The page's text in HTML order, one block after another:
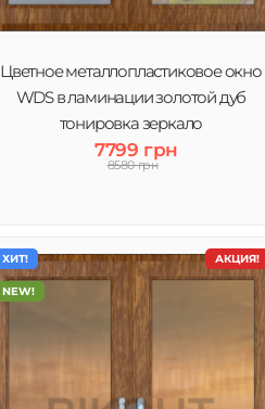
Цветное металлопластиковое окно
WDS в ламинации золотой дуб
тонировка зеркало
7799 грн
8580 грн
АКЦИЯ!
ХИТ!
NEW!